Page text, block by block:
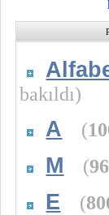
bakıldı)
A (
M (
E (